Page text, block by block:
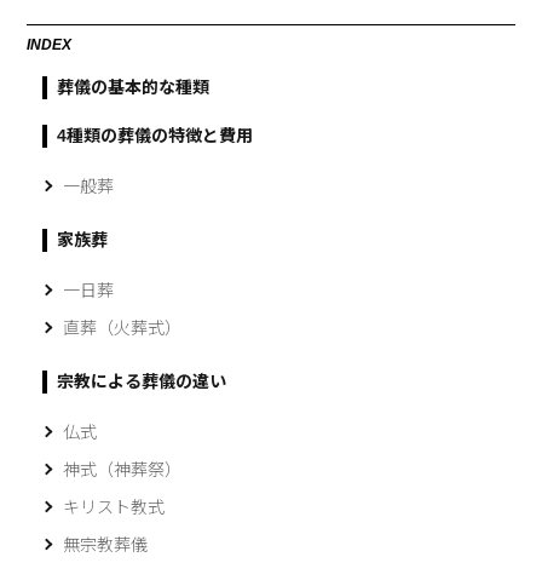
INDEX
葬儀の基本的な種類
4種類の葬儀の特徴と費用
一般葬
家族葬
一日葬
直葬（火葬式）
宗教による葬儀の違い
仏式
神式（神葬祭）
キリスト教式
無宗教葬儀